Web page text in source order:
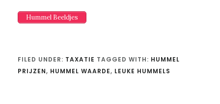
Hummel Beeldjes
FILED UNDER: TAXATIE TAGGED WITH: HUMMEL
PRIJZEN, HUMMEL WAARDE, LEUKE HUMMELS